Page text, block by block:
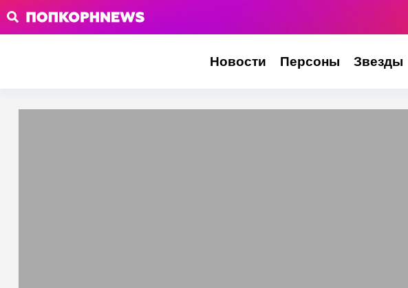
Новости Персоны Звезды